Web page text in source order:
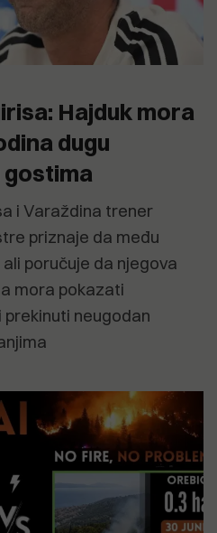
Hajduk mora
dugu
gostima
i Varaždina trener
priznaje da među
poručuje da njegova
mora pokazati
neugodan